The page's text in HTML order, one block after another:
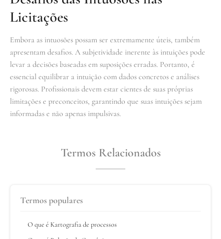
Licitações
Embora as intuosões possam ser extremamente úteis, também
apresentam desafios. A subjetividade inerente às intuições pode
levar a decisões baseadas em suposições erradas. Portanto, é
essencial equilibrar a intuição com dados concretos e análises
rigorosas. Profissionais devem estar cientes de suas próprias
limitações e preconceitos, garantindo que suas intuições sejam
informadas e não apenas impulsivas.
Termos Relacionados
Termos populares
O que é Kartografia de processos